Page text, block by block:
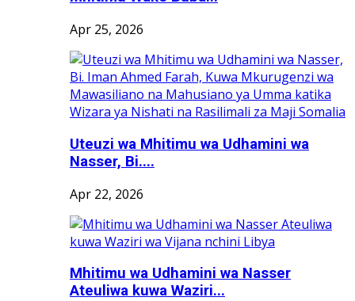
Apr 25, 2026
Uteuzi wa Mhitimu wa Udhamini wa
Nasser, Bi....
Apr 22, 2026
Mhitimu wa Udhamini wa Nasser
Ateuliwa kuwa Waziri...